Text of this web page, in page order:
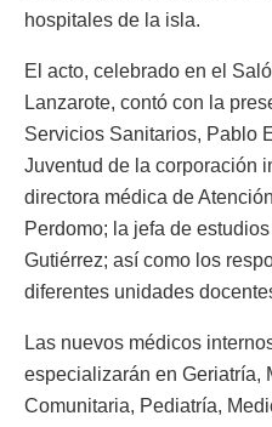
hospitales de la isla.
El acto, celebrado en el
Lanzarote, contó con la
Servicios Sanitarios, Pablo
Juventud de la corporación
directora médica de
Perdomo; la jefa de
Gutiérrez; así como los
diferentes unidades
Las nuevos médicos
especializarán en Geriatría,
Comunitaria, Pediatría,